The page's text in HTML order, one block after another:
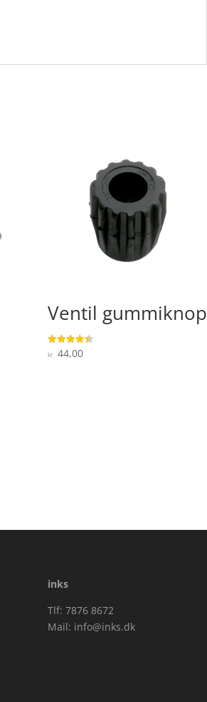
Ventil gummiknop
Vurderet
4.4
kr.44,00
inks
Tlf: 7876 8672
Mail: info@inks.dk